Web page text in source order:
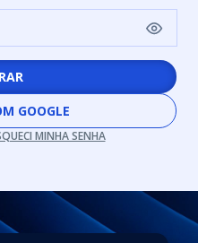
GOOGLE
MINHA SENHA